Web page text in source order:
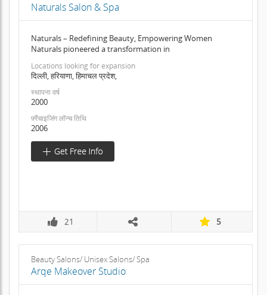
Naturals Salon & Spa
Naturals – Redefining Beauty, Empowering Women
Naturals pioneered a transformation in
Locations looking for expansion
दिल्ली, हरियाणा, हिमाचल प्रदेश,
स्थापना वर्ष
2000
फ़्रैंचाइजिंग लॉन्च तिथि
2006
21 5
Beauty Salons/ Unisex Salons/ Spa
Arqe Makeover Studio